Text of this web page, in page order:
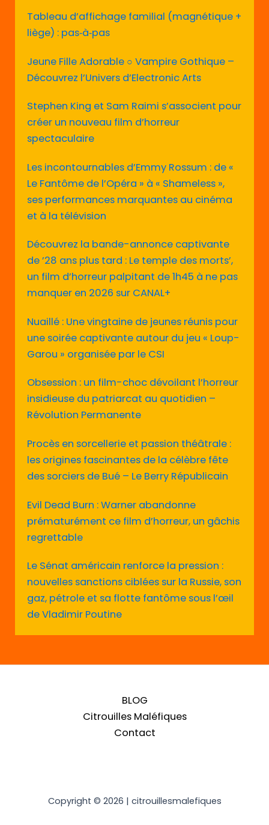
Tableau d’affichage familial (magnétique +
liège) : pas‑à‑pas
Jeune Fille Adorable ○ Vampire Gothique –
Découvrez l’Univers d’Electronic Arts
Stephen King et Sam Raimi s’associent pour
créer un nouveau film d’horreur
spectaculaire
Les incontournables d’Emmy Rossum : de «
Le Fantôme de l’Opéra » à « Shameless »,
ses performances marquantes au cinéma
et à la télévision
Découvrez la bande-annonce captivante
de ’28 ans plus tard : Le temple des morts’,
un film d’horreur palpitant de 1h45 à ne pas
manquer en 2026 sur CANAL+
Nuaillé : Une vingtaine de jeunes réunis pour
une soirée captivante autour du jeu « Loup-
Garou » organisée par le CSI
Obsession : un film-choc dévoilant l’horreur
insidieuse du patriarcat au quotidien –
Révolution Permanente
Procès en sorcellerie et passion théâtrale :
les origines fascinantes de la célèbre fête
des sorciers de Bué – Le Berry Républicain
Evil Dead Burn : Warner abandonne
prématurément ce film d’horreur, un gâchis
regrettable
Le Sénat américain renforce la pression :
nouvelles sanctions ciblées sur la Russie, son
gaz, pétrole et sa flotte fantôme sous l’œil
de Vladimir Poutine
BLOG
Citrouilles Maléfiques
Contact
Copyright © 2026 | citrouillesmalefiques